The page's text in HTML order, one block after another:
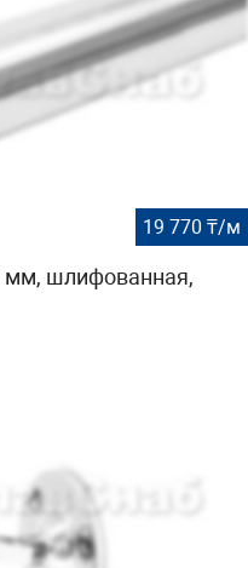
19 770 ₸/м
мм, шлифованная,